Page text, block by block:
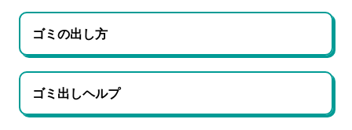
ゴミの出し方
ゴミ出しヘルプ